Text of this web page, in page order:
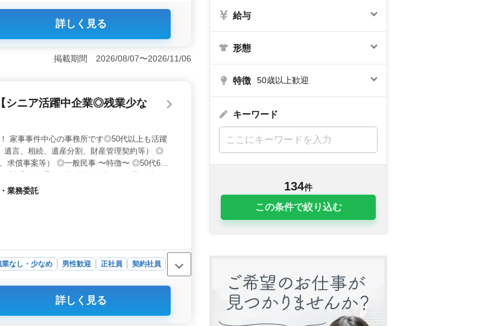
給与
形態
特徴 50歳以上歓迎
キーワード
134件
この条件で絞り込む
税務会計業務や関与先の訪問巡回監査な
中であり、会計事務所経験者の方に特に
詳しく見る
掲載期間 2026/08/07〜2026/11/06
シニア活躍中企業◎残業少な
家事事件中心の事務所です◎50代以上も活躍
言、相続、遺産分割、財産管理契約等） ◎
求償事案等） ◎一般民事 〜特徴〜 ◎50代60
応募お待ちしております！
業務委託
業なし・少なめ 男性歓迎 正社員
契約社員
士を募集です！シニア層が活躍中の企業
詳しく見る